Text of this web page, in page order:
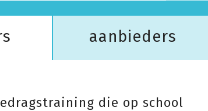
aanbieders
die op school